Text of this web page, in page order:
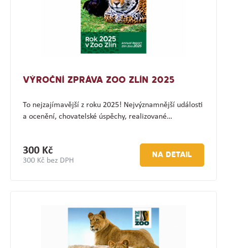
VÝROČNÍ ZPRÁVA ZOO ZLÍN 2025
To nejzajímavější z roku 2025! Nejvýznamnější události
a ocenění, chovatelské úspěchy, realizované…
300 Kč
300 Kč bez DPH
NA DETAIL